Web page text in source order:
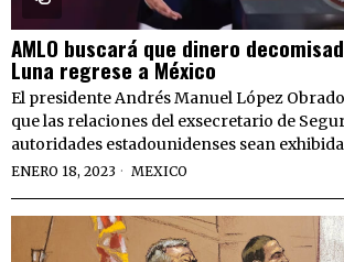
AMLO buscará que dinero
Luna regrese a México
El presidente Andrés Manuel López
que las relaciones del exsecretario de
autoridades estadounidenses sean
ENERO 18, 2023 MEXICO